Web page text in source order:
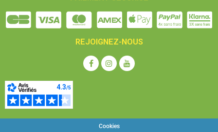
REJOIGNEZ-NOUS
Cookies